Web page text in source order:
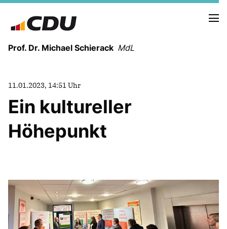
Prof. Dr. Michael Schierack MdL
LEBENSLAUF
HEIMAT UND WERTE
POLITIK
SICHERHEIT UND ZUSAMMENHALT
MITTELSTAND UND INDUSTRIE
11.01.2023, 14:51 Uhr
Ein kultureller
Höhepunkt